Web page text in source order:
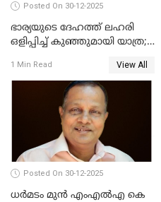
Posted On 30-12-2025
ഭാര്യയുടെ ദേഹത്ത് ലഹരി
ഒളിപ്പിച്ച് കുഞ്ഞുമായി യാത്ര;
പിടികൂടി പൊലീസ്
1 Min Read View All
Posted On 30-12-2025
ധർമടം മുൻ എംഎല്‍എ കെ